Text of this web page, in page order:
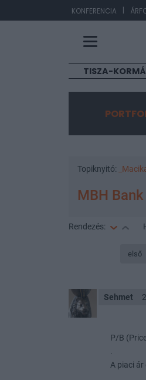
KONFERENCIA |
TISZA-
Topiknyitó:
MBH
Rendezés:
első
Sehmet
P/B
.
A piaci